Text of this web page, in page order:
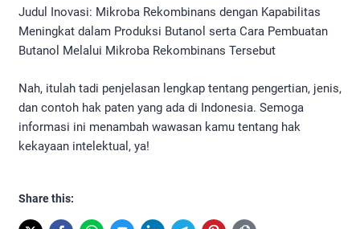
Judul Inovasi: Mikroba Rekombinans dengan Kapabilitas
Meningkat dalam Produksi Butanol serta Cara Pembuatan
Butanol Melalui Mikroba Rekombinans Tersebut
Nah, itulah tadi penjelasan lengkap tentang pengertian, jenis,
dan contoh hak paten yang ada di Indonesia. Semoga
informasi ini menambah wawasan kamu tentang hak
kekayaan intelektual, ya!
Share this: